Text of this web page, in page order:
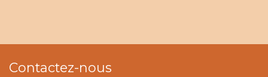
Contactez-nous